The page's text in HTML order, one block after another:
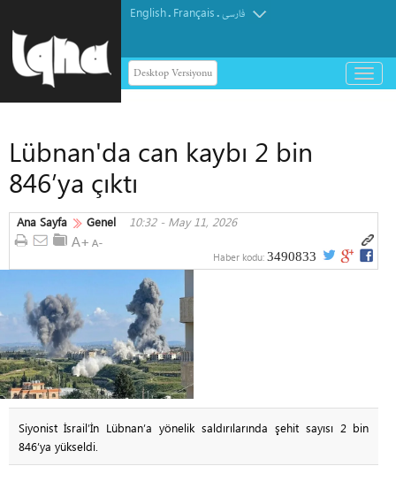
English. Français.فارسی
Desktop Versiyonu
باز
و
Lübnan'da can kaybı 2 bin
846’ya çıktı
Ana Sayfa Genel 10:32 - May 11, 2026
Haber kodu: 3490833
Siyonist İsrail’İn Lübnan’a yönelik saldırılarında şehit sayısı 2 bin
846’ya yükseldi.